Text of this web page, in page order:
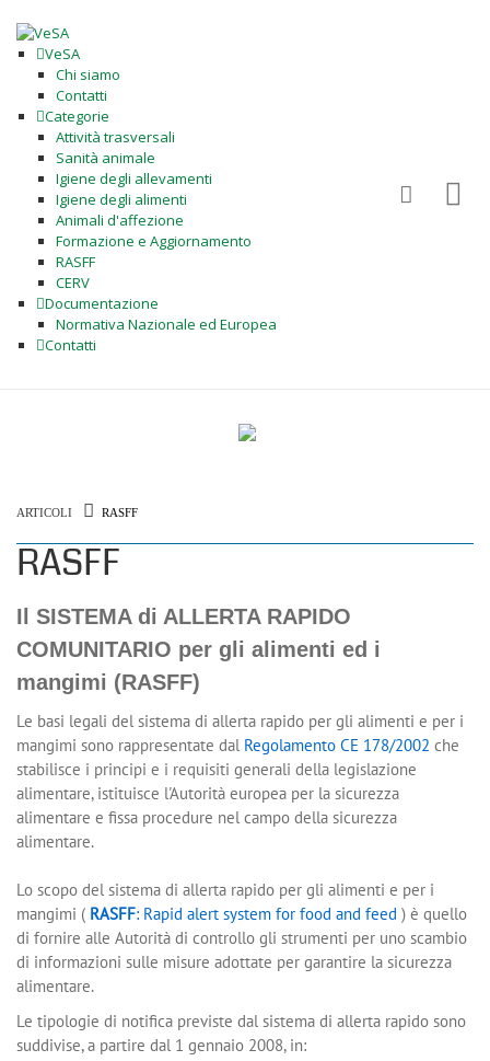
VeSA
Chi siamo
Contatti
Categorie
Attività trasversali
Sanità animale
Igiene degli allevamenti
Igiene degli alimenti
Animali d'affezione
Formazione e Aggiornamento
RASFF
CERV
Documentazione
Normativa Nazionale ed Europea
Contatti
ARTICOLI RASFF
RASFF
Il SISTEMA di ALLERTA RAPIDO
COMUNITARIO per gli alimenti ed i
mangimi (RASFF)
Le basi legali del sistema di allerta rapido per gli alimenti e per i
mangimi sono rappresentate dal Regolamento CE 178/2002 che
stabilisce i principi e i requisiti generali della legislazione
alimentare, istituisce l'Autorità europea per la sicurezza
alimentare e fissa procedure nel campo della sicurezza
alimentare.
Lo scopo del sistema di allerta rapido per gli alimenti e per i
mangimi ( RASFF: Rapid alert system for food and feed ) è quello
di fornire alle Autorità di controllo gli strumenti per uno scambio
di informazioni sulle misure adottate per garantire la sicurezza
alimentare.
Le tipologie di notifica previste dal sistema di allerta rapido sono
suddivise, a partire dal 1 gennaio 2008, in: